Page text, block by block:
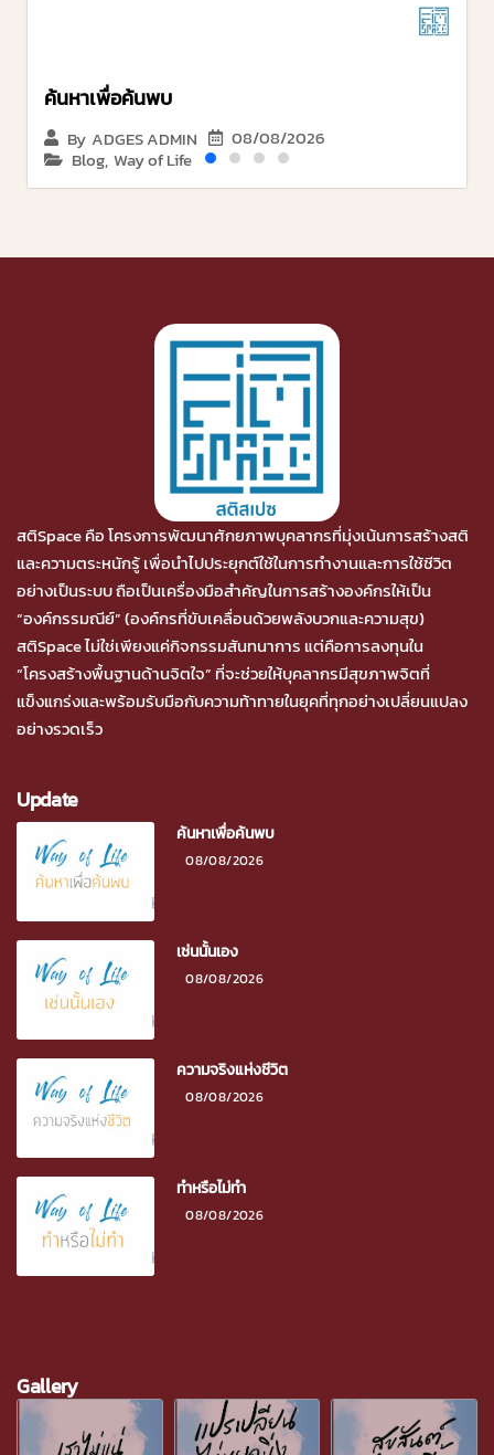
ค้นหาเพื่อค้นพบ
By ADGES ADMIN
08/08/2026
Blog, Way of Life
สติSpace คือ โครงการพัฒนาศักยภาพบุคลากรที่มุ่งเน้นการสร้างสติ
และความตระหนักรู้ เพื่อนำไปประยุกต์ใช้ในการทำงานและการใช้ชีวิต
อย่างเป็นระบบ ถือเป็นเครื่องมือสำคัญในการสร้างองค์กรให้เป็น
“องค์กรรมณีย์” (องค์กรที่ขับเคลื่อนด้วยพลังบวกและความสุข)
สติSpace ไม่ใช่เพียงแค่กิจกรรมสันทนาการ แต่คือการลงทุนใน
“โครงสร้างพื้นฐานด้านจิตใจ” ที่จะช่วยให้บุคลากรมีสุขภาพจิตที่
แข็งแกร่งและพร้อมรับมือกับความท้าทายในยุคที่ทุกอย่างเปลี่ยนแปลง
อย่างรวดเร็ว
Update
ค้นหาเพื่อค้นพบ
08/08/2026
เช่นนั้นเอง
08/08/2026
ความจริงแห่งชีวิต
08/08/2026
ทำหรือไม่ทำ
08/08/2026
Gallery